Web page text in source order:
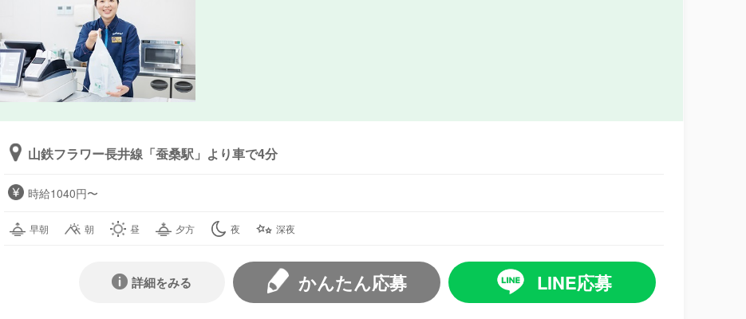
山鉄フラワー長井線「蚕桑駅」より車で4分
時給1040円〜
早朝 朝 昼 夕方 夜 深夜
LINE応募
かんたん応募
詳細をみる